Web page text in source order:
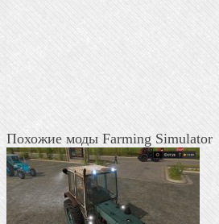
Похожие моды Farming Simulator